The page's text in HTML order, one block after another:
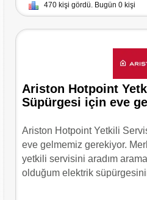
470 kişi gördü. Bugün 0 kişi
Ariston Hotpoint
Süpürgesi için eve
Ariston Hotpoint Yetkili
eve gelmemiz gerekiyor.
yetkili servisini aradım
olduğum elektrik